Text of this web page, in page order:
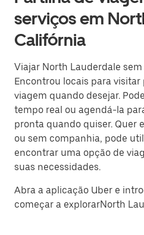
serviços em
Califórnia
Viajar North Lauderdale
Encontrou locais para visitar
viagem quando desejar.
tempo real ou agendá-la
pronta quando quiser. Quer
ou sem companhia, pode
encontrar uma opção de
suas necessidades.
Abra a aplicação Uber e
começar a explorarNorth